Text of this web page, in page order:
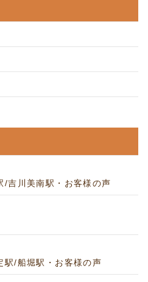
/吉川美南駅・お客様の声
駅/船堀駅・お客様の声